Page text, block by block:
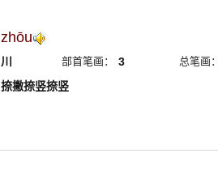
zhōu
川 部首笔画： 3
总笔画
捺撇捺竖捺竖